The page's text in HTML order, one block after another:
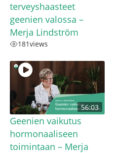
terveyshaasteet
geenien valossa –
Merja Lindström
181views
56:03
Geenien vaikutus
hormonaaliseen
toimintaan – Merja